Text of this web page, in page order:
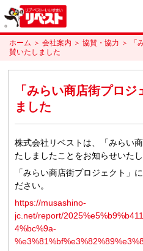
ホーム ＞ 会社案内 ＞ 協賛・協力 ＞
「
賛いたしました
「みらい商店街プロ
ました
株式会社リベストは、「みらい
たしましたことをお知らせいたし
「みらい商店街プロジェクト」
ださい。
https://musashino-
jc.net/report/
4%bc%9a-